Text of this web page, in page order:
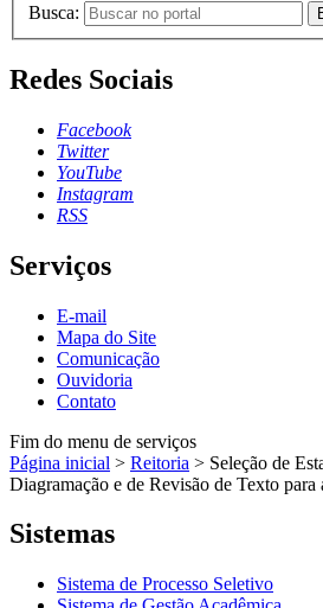
Busca:
Redes Sociais
Facebook
Twitter
YouTube
Instagram
RSS
Serviços
E-mail
Mapa do Site
Comunicação
Ouvidoria
Contato
Fim do menu de serviços
Página inicial > Reitoria > Seleção de
Diagramação e de Revisão de Texto
Sistemas
Sistema de Processo Seletivo